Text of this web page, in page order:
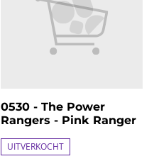
0530 - The Power
Rangers - Pink Ranger
UITVERKOCHT